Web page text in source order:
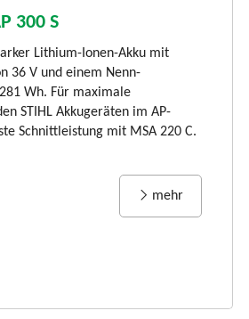
300 S
Lithium-Ionen-Akku mit
36 V und einem Nenn-
Wh. Für maximale
STIHL Akkugeräten im AP-
Schnittleistung mit MSA 220 C.
mehr